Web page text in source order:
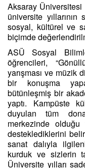
Aksaray
üniversite yıllarının
sosyal, kültürel ve
biçimde
ASÜ Sosyal
öğrencileri,
yarışması ve müzik
bir konuşma
bütünleşmiş bir
yaptı. Kampüste
duyulan tüm
merkezinde
desteklediklerini
sanat dalıyla
kurduk ve sizlerin
Üniversite yılları